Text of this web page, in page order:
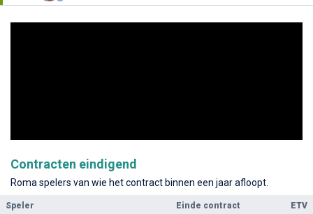
Contracten eindigend
Roma spelers van wie het contract binnen een jaar afloopt.
Speler Einde contract
ETV